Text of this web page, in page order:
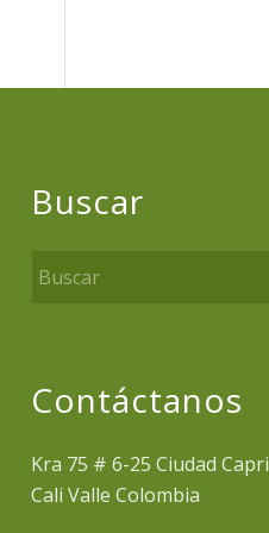
Buscar
Contáctanos
Kra 75 # 6-25 Ciudad Capri
Cali Valle Colombia